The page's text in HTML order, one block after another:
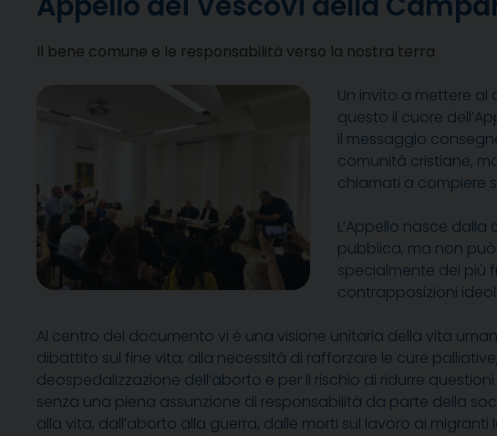
Il bene comune e le responsabilità verso la nostra terra
Un invito a mettere al
questo il cuore
il messaggio
comunità cristiane,
chiamati a compiere
L’Appello nasce
pubblica, ma non
specialmente dei più
contrapposizioni
Al centro del documento vi è una visione unitaria della vita
dibattito sul fine vita, alla necessità di rafforzare le cure
deospedalizzazione dell’aborto e per il rischio di ridurre
senza una piena assunzione di responsabilità da parte della
alla vita, dall’aborto alla guerra, dalle morti sul lavoro ai